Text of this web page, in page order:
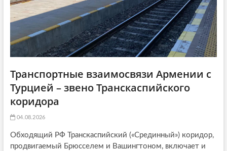
Транспортные взаимосвязи Армении с
Турцией – звено Транскаспийского
коридора
04.08.2026
Обходящий РФ Транскаспийский («Срединный») коридор,
продвигаемый Брюсселем и Вашингтоном, включает и